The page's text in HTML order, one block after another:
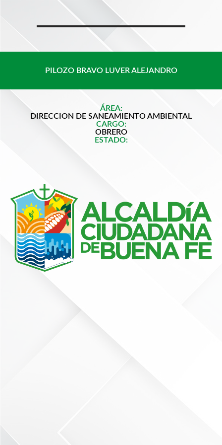
contenido
PILOZO BRAVO LUVER ALEJANDRO
ÁREA:
DIRECCION DE SANEAMIENTO AMBIENTAL
CARGO:
OBRERO
ESTADO: